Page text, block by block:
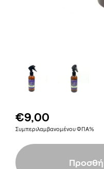
€9,00
Συμπεριλαμβανομένου ΦΠΑ%